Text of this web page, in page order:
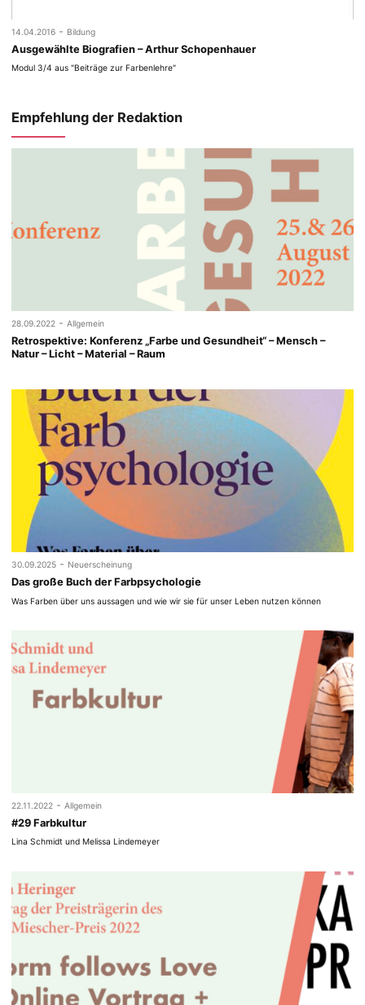
14.04.2016 - Bildung
Ausgewählte Biografien – Arthur Schopenhauer
Modul 3/4 aus "Beiträge zur Farbenlehre"
Empfehlung der Redaktion
28.09.2022 - Allgemein
Retrospektive: Konferenz „Farbe und Gesundheit“ – Mensch –
Natur – Licht – Material – Raum
30.09.2025 - Neuerscheinung
Das große Buch der Farbpsychologie
Was Farben über uns aussagen und wie wir sie für unser Leben nutzen können
22.11.2022 - Allgemein
#29 Farbkultur
Lina Schmidt und Melissa Lindemeyer